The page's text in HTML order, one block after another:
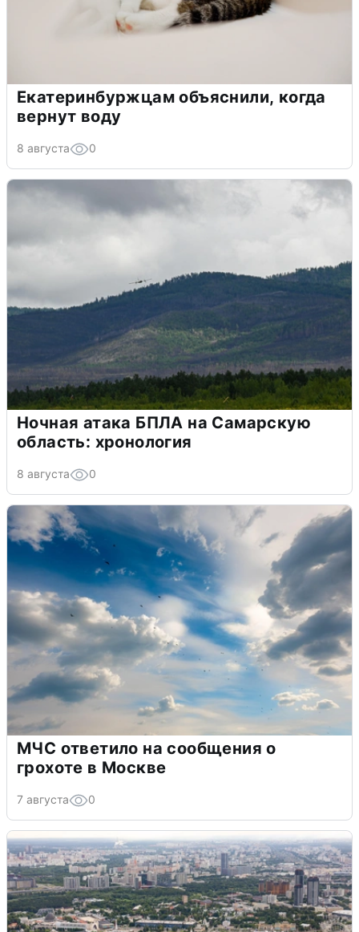
Екатеринбуржцам объяснили, когда
вернут воду
8 августа 0
Ночная атака БПЛА на Самарскую
область: хронология
8 августа 0
МЧС ответило на сообщения о
грохоте в Москве
7 августа 0